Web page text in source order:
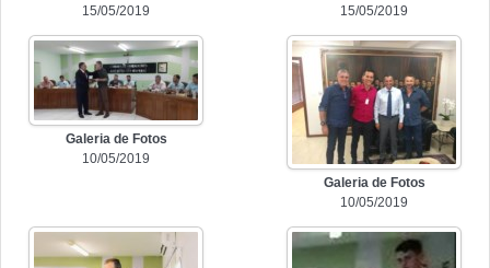
15/05/2019
15/05/2019
Galeria de Fotos
10/05/2019
Galeria de Fotos
10/05/2019